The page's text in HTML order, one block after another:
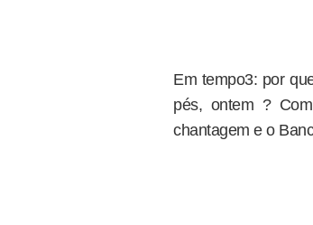
Em tempo3: por
pés, ontem ?
chantagem e o